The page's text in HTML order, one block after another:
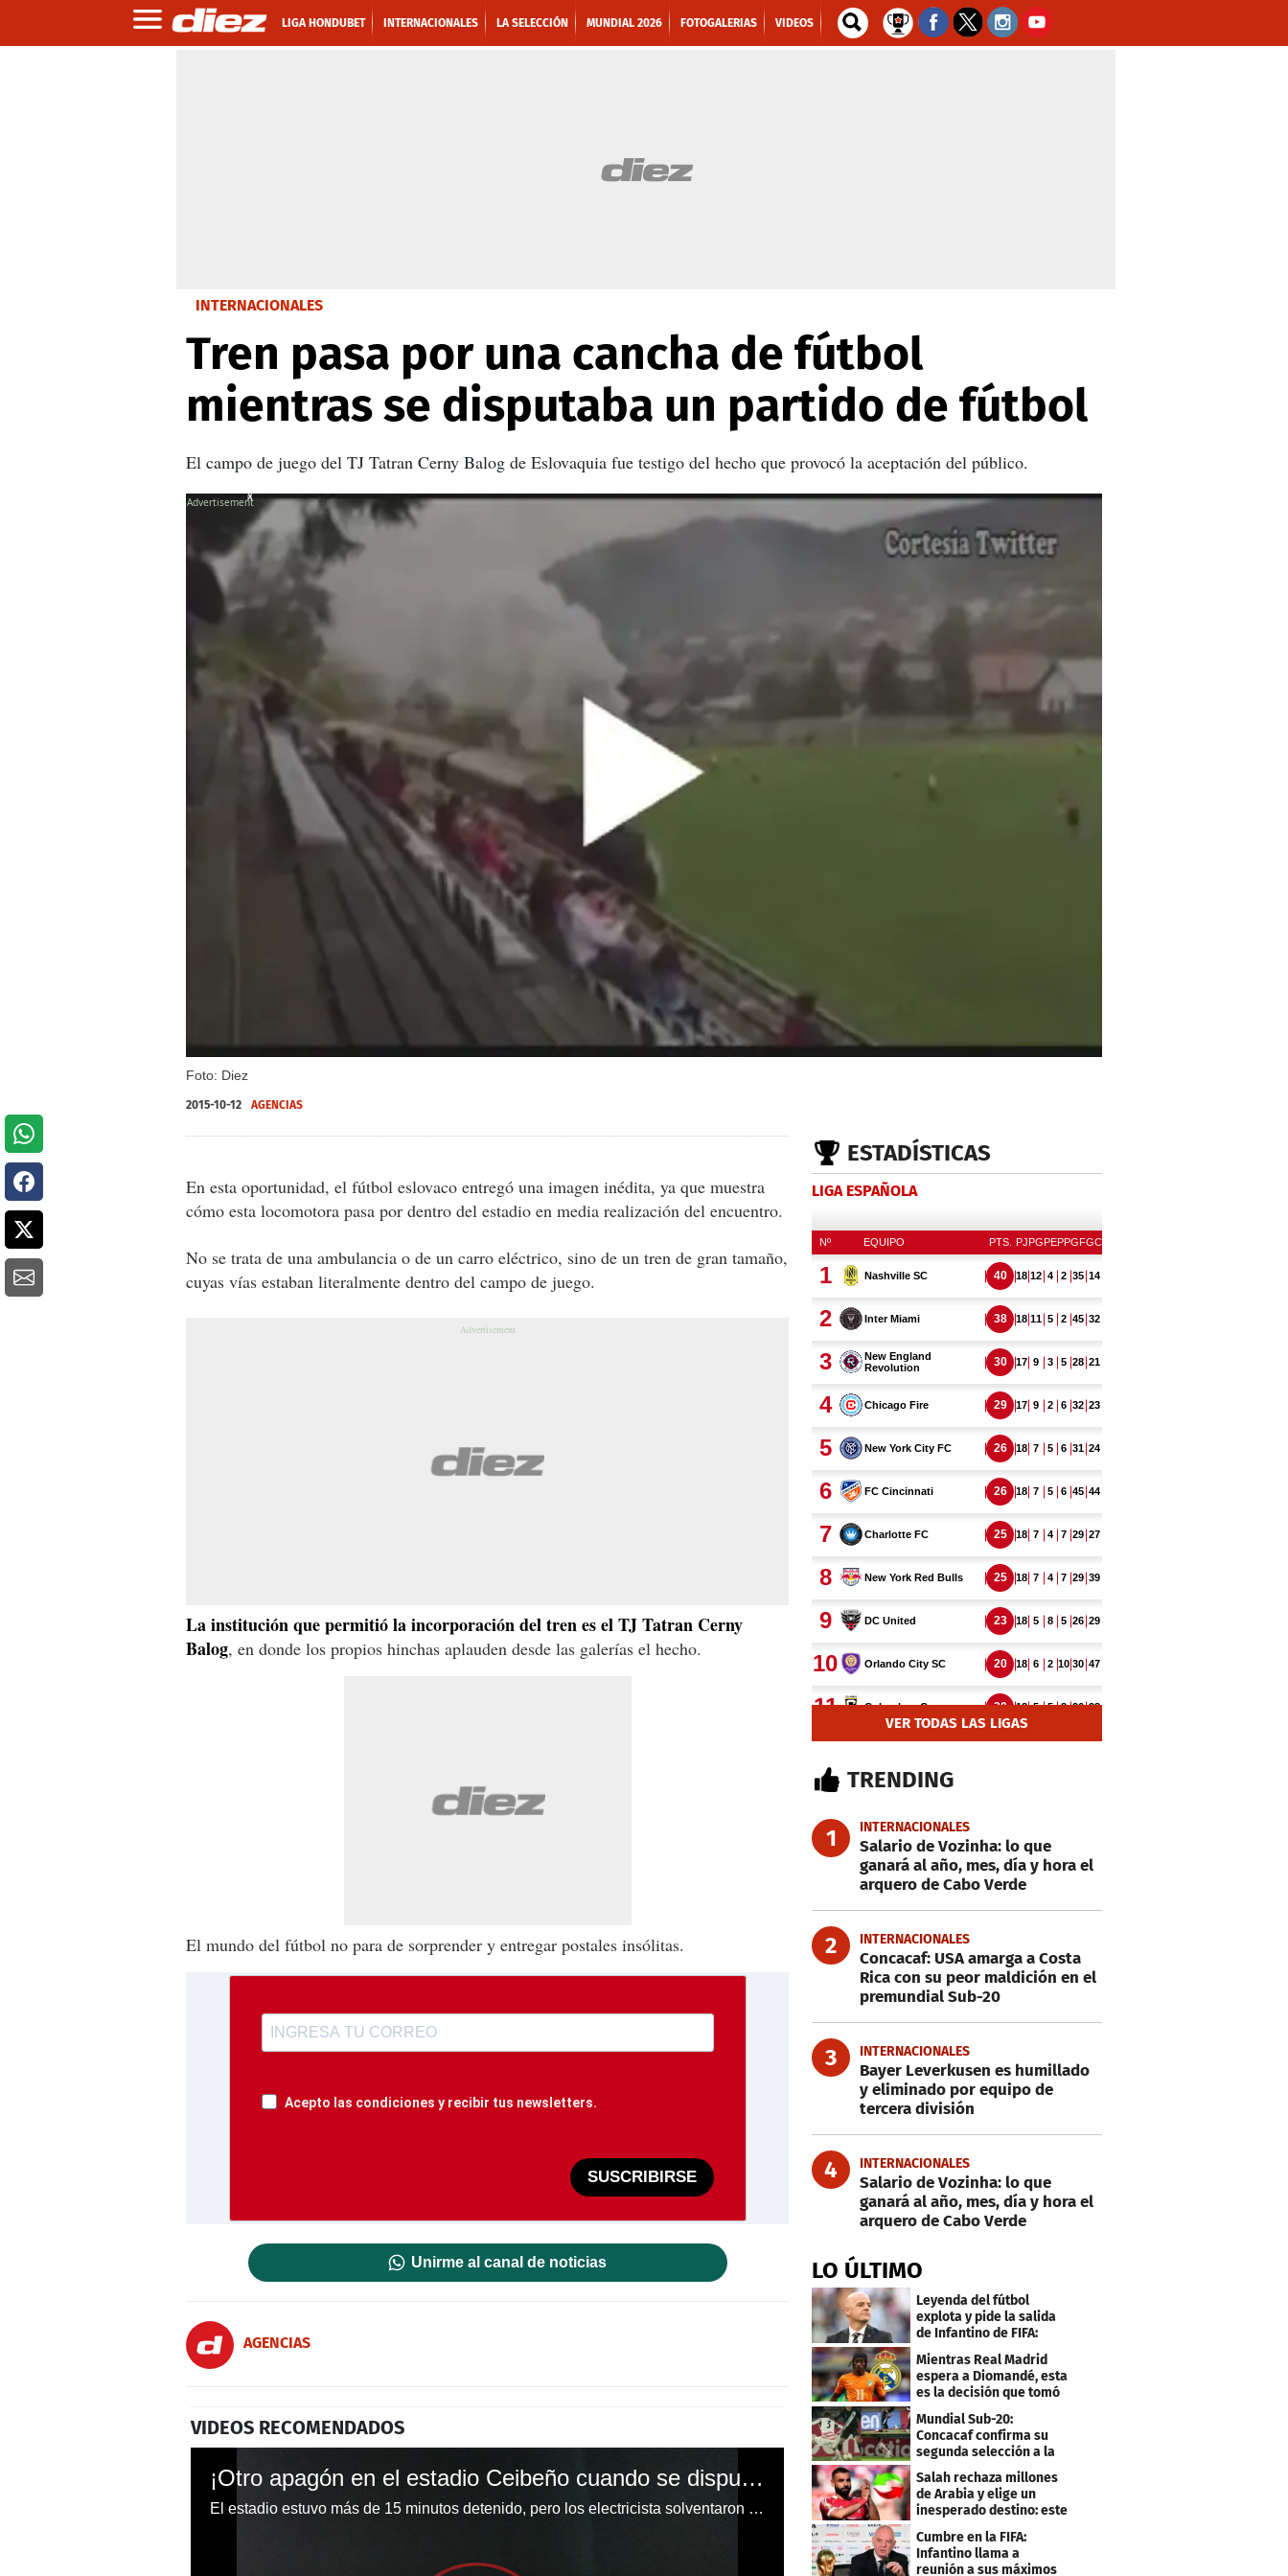
LIGA HONDUBET INTERNACIONALES LA SELECCIÓN MUNDIAL 2026 FOTOGALERIAS VIDEOS
INTERNACIONALES
Tren pasa por una cancha de fútbol
mientras se disputaba un partido de fútbol
El campo de juego del TJ Tatran Cerny Balog de Eslovaquia fue testigo del hecho que provocó la aceptación del público.
Foto: Diez
X
2015-10-12 AGENCIAS
En esta oportunidad, el fútbol eslovaco entregó una imagen inédita, ya que muestra
cómo esta locomotora pasa por dentro del estadio en media realización del encuentro.
No se trata de una ambulancia o de un carro eléctrico, sino de un tren de gran tamaño,
cuyas vías estaban literalmente dentro del campo de juego.
La institución que permitió la incorporación del tren es el TJ Tatran Cerny
Balog, en donde los propios hinchas aplauden desde las galerías el hecho.
El mundo del fútbol no para de sorprender y entregar postales insólitas.
Acepto las condiciones y recibir tus newsletters.
SUSCRIBIRSE
Unirme al canal de noticias
AGENCIAS
VIDEOS RECOMENDADOS
¡Otro apagón en el estadio Ceibeño cuando se disputaba el juego Vida-Olimpia!
El estadio estuvo más de 15 minutos detenido, pero los electricista solventaron el problema. No es la primera vez que sucede
ESTADÍSTICAS
LIGA ESPAÑOLA
VER TODAS LAS LIGAS
TRENDING
1 INTERNACIONALES
Salario de Vozinha: lo que
ganará al año, mes, día y hora el
arquero de Cabo Verde
2 INTERNACIONALES
Concacaf: USA amarga a Costa
Rica con su peor maldición en el
premundial Sub-20
3 INTERNACIONALES
Bayer Leverkusen es humillado
y eliminado por equipo de
tercera división
4 INTERNACIONALES
Salario de Vozinha: lo que
ganará al año, mes, día y hora el
arquero de Cabo Verde
LO ÚLTIMO
Leyenda del fútbol
explota y pide la salida
de Infantino de FIFA:
"Deshonesto y cobarde"
Mientras Real Madrid
espera a Diomandé, esta
es la decisión que tomó
el jugador
Mundial Sub-20:
Concacaf confirma su
segunda selección a la
Copa del Mundo 2027
Salah rechaza millones
de Arabia y elige un
inesperado destino: este
será su club
Cumbre en la FIFA:
Infantino llama a
reunión a sus máximos